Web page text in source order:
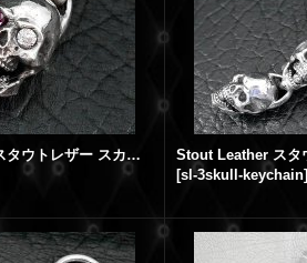
Stout Leather スタウトレザー スカルペンダント
[sl-3skull-keychain]